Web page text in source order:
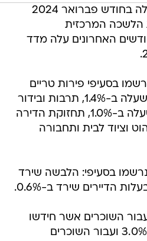
מדד המחירים לצרכן עלה בחודש פברואר 2024
הלשכה המרכזית
ב-12 החודשים האחרונים עלה מדד
בסעיפי פירות טריים
שעלו ב-10.7%, הנעלה שעלה ב-1.4%, תרבות ובידור
שעלה ב-1.2%, שונות שעלה ב-1.0%, תחזוקת הדירה
מזון, ריהוט וציוד לבית ותחבורה
נרשמו בסעיפי: הלבשה שירד
השוכרים אשר חידשו
חוזה, נרשמה עליה של 3.0% ועבור השוכרים